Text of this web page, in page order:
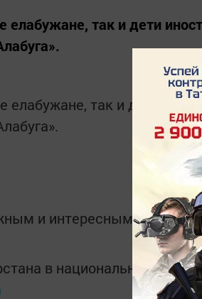
елабужане, так и дети
так и дети
и интересным в
в национальном